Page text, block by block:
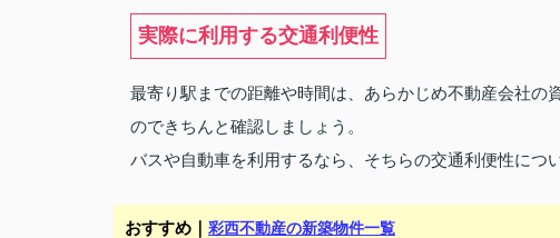
実際に利用する交通利便性
最寄り駅までの距離や時間は、あらかじめ不動産会社の
のできちんと確認しましょう。
バスや自動車を利用するなら、そちらの交通利便性につ
おすすめ｜ 彩西不動産の新築物件一覧